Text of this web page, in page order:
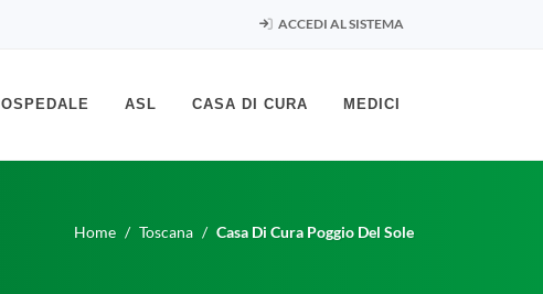
ACCEDI AL SISTEMA
OSPEDALE ASL CASA DI CURA MEDICI
Home Toscana Casa Di Cura Poggio Del Sole